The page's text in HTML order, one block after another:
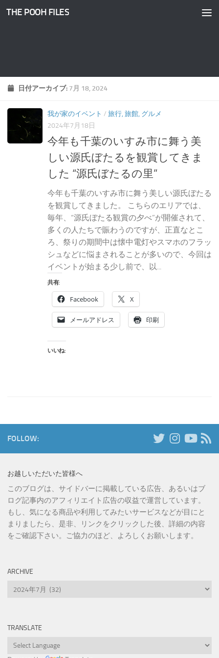
コンテンツへスキップ
THE POOH FILES
日付アーカイブ: 7月 18, 2024
我が家のイベント / 旅行, 旅館, グルメ
2024年7月18日
今年も千葉のいすみ市に舞う美
しい源氏ぼたるを観賞してきま
した “源氏ぼたるの里”
今年も千葉のいすみ市に舞う美しい源氏ぼたる
を観賞してきました。 こちらのエリアでは、
毎年、“源氏ぼたる観賞の夕べ”が開催されて、
多くの人たちで賑わうのですが、正直なとこ
ろ、祭りの期間中は懐中電灯やスマホのフラッ
シュなどに悩まされることが多いので、今回は
イベントが始まる少し前で、以...
共有:
Facebook X
メールアドレス 印刷
いいね:
FOLLOW:
お越しいただいた皆様へ
このブログは、サイドバーに掲載している広告、あるいはブ
ログ記事内のアフィリエイト広告の収益で運営しています。
もし、気になる商品や利用してみたいサービスなどが目にと
まりましたら、是非、リンクをクリックした後、詳細の内容
をご確認下さい。ご協力のほど、よろしくお願いします。
ARCHIVE
Archive
TRANSLATE